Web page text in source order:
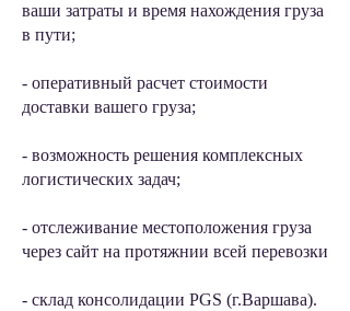
ваши затраты и время нахождения груза
в пути;
- оперативный расчет стоимости
доставки вашего груза;
- возможность решения комплексных
логистических задач;
- отслеживание местоположения груза
через сайт на протяжнии всей перевозки
- склад консолидации PGS (г.Варшава).